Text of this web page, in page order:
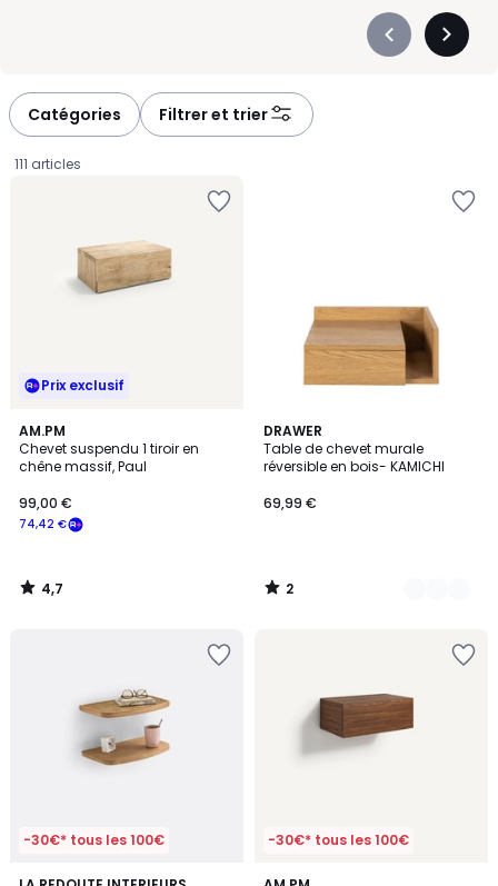
Précédent
Catégories Filtrer et trier
111 articles
Prix exclusif
AM.PM
Chevet suspendu 1 tiroir en
chêne massif, Paul
€
souscrivez
notre
programme
74,42 €
99,00 €
4,7
/ 5
4,7
/
DRAWER
Table de chevet murale
réversible en bois- KAMICHI
69,99 €
2
/
5
3
Couleurs
2
/
-30€* tous les 100€ -30€* tous les 100€